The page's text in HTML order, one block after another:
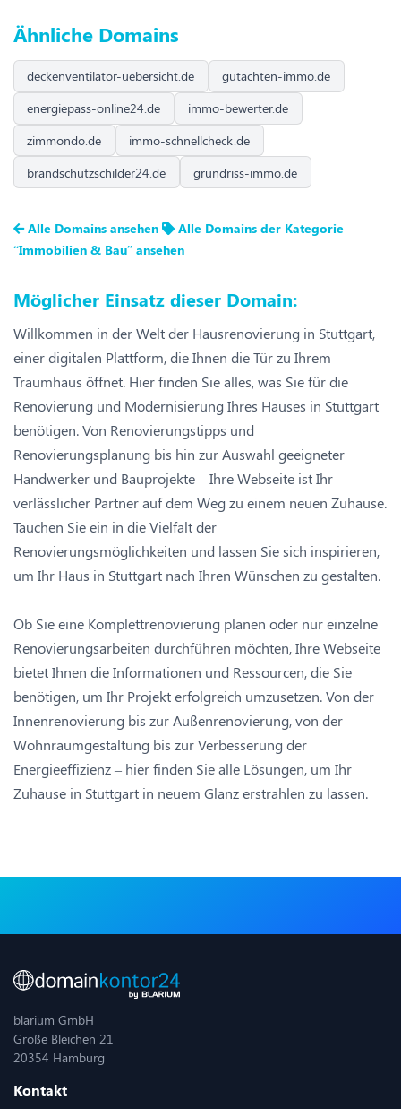
Ähnliche Domains
deckenventilator-uebersicht.de
gutachten-immo.de
energiepass-online24.de
immo-bewerter.de
zimmondo.de
immo-schnellcheck.de
brandschutzschilder24.de
grundriss-immo.de
Alle Domains ansehen
Alle Domains der Kategorie
“Immobilien & Bau” ansehen
Möglicher Einsatz dieser Domain:
Willkommen in der Welt der Hausrenovierung in Stuttgart,
einer digitalen Plattform, die Ihnen die Tür zu Ihrem
Traumhaus öffnet. Hier finden Sie alles, was Sie für die
Renovierung und Modernisierung Ihres Hauses in Stuttgart
benötigen. Von Renovierungstipps und
Renovierungsplanung bis hin zur Auswahl geeigneter
Handwerker und Bauprojekte – Ihre Webseite ist Ihr
verlässlicher Partner auf dem Weg zu einem neuen Zuhause.
Tauchen Sie ein in die Vielfalt der
Renovierungsmöglichkeiten und lassen Sie sich inspirieren,
um Ihr Haus in Stuttgart nach Ihren Wünschen zu gestalten.
Ob Sie eine Komplettrenovierung planen oder nur einzelne
Renovierungsarbeiten durchführen möchten, Ihre Webseite
bietet Ihnen die Informationen und Ressourcen, die Sie
benötigen, um Ihr Projekt erfolgreich umzusetzen. Von der
Innenrenovierung bis zur Außenrenovierung, von der
Wohnraumgestaltung bis zur Verbesserung der
Energieeffizienz – hier finden Sie alle Lösungen, um Ihr
Zuhause in Stuttgart in neuem Glanz erstrahlen zu lassen.
blarium GmbH
Große Bleichen 21
20354 Hamburg
Kontakt